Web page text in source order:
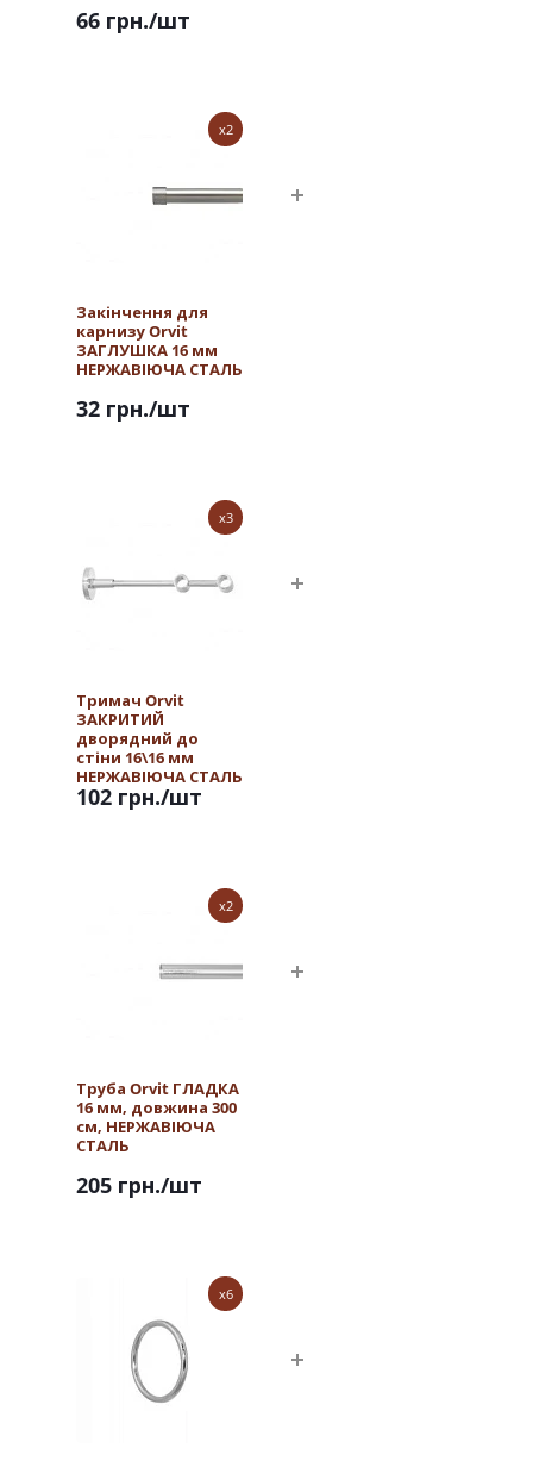
66 грн./шт
x2
Закінчення для
карнизу Orvit
ЗАГЛУШКА 16 мм
НЕРЖАВІЮЧА СТАЛЬ
32 грн./шт
x3
Тримач Orvit
ЗАКРИТИЙ
дворядний до
стіни 16\16 мм
НЕРЖАВІЮЧА СТАЛЬ
102 грн./шт
x2
Труба Orvit ГЛАДКА
16 мм, довжина 300
см, НЕРЖАВІЮЧА
СТАЛЬ
205 грн./шт
x6